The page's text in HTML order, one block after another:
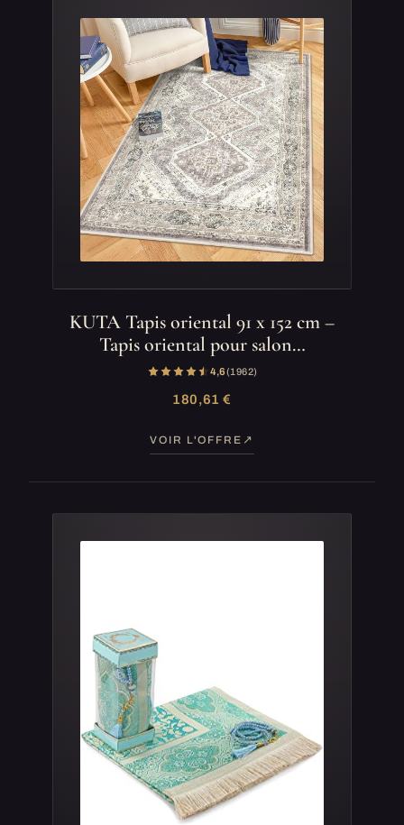
KUTA Tapis oriental 91 x 152 cm –
Tapis oriental pour salon…
4,6(1 962)
180,61 €
VOIR L'OFFRE